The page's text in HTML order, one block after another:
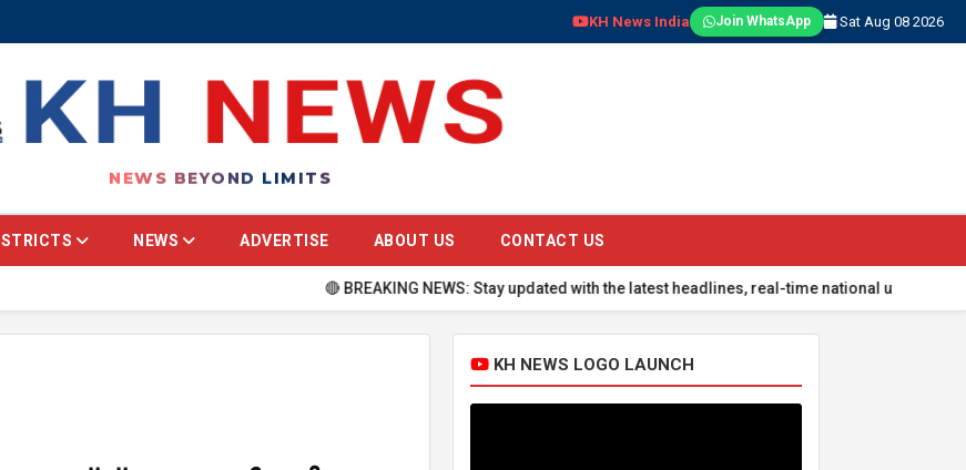
KH News India Join WhatsApp Sat Aug 08 2026
NEWS BEYOND LIMITS
NEWS ADVERTISE ABOUT US CONTACT US
🔴 BREAKING NEWS: Stay updated with the latest headlines, real-time national updates, global
KH NEWS LOGO LAUNCH